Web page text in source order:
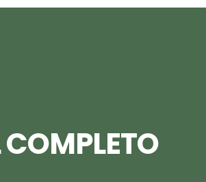
COMPLETO